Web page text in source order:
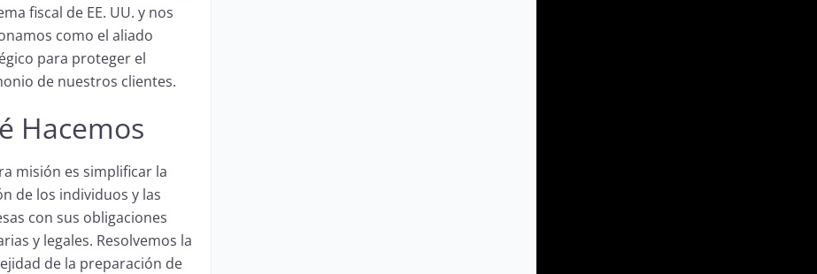
fiscal de EE. UU. y nos
como el aliado
para proteger el
de nuestros clientes.
Hacemos
misión es simplificar la
de los individuos y las
con sus obligaciones
y legales. Resolvemos la
de la preparación de